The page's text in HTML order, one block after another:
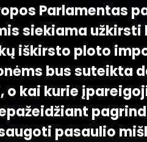
Parlamentas
siekiama užkirsti
iškirsto ploto
bus suteikta
o kai kurie
pasaulio